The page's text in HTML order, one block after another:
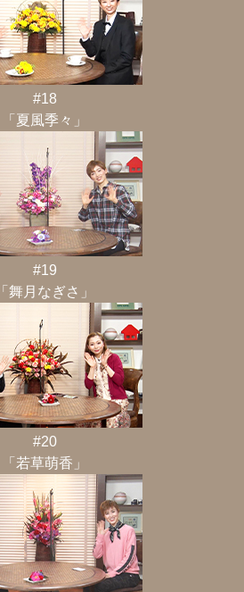
#18
「夏風季々」
#19
「舞月なぎさ」
#20
「若草萌香」